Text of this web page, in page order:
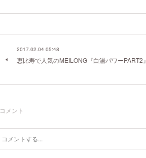
2017.02.04 05:48
恵比寿で人気のMEILONG『白湯パワーPART2』
コメント